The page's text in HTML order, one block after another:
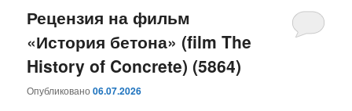
основному
содержимому
дополнительному
содержимому
Рецензия на фильм
«История бетона» (film The
History of Concrete) (5864)
Опубликовано06.07.2026